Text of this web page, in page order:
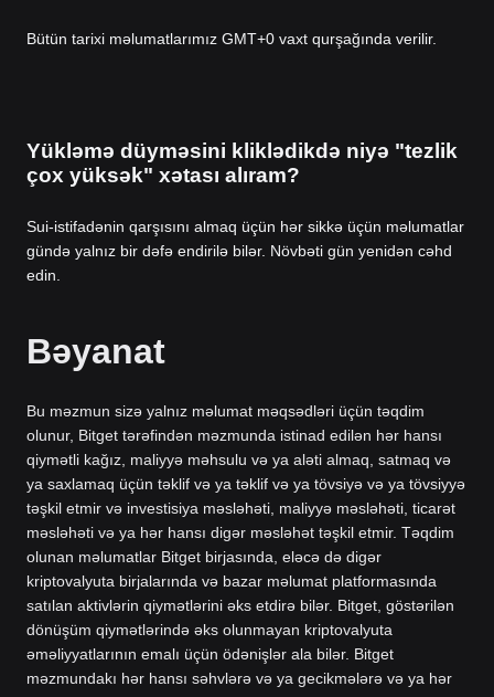
Bütün tarixi məlumatlarımız GMT+0 vaxt qurşağında verilir.
Yükləmə düyməsini kliklədikdə niyə "tezlik
çox yüksək" xətası alıram?
Sui-istifadənin qarşısını almaq üçün hər sikkə üçün məlumatlar
gündə yalnız bir dəfə endirilə bilər. Növbəti gün yenidən cəhd
edin.
Bəyanat
Bu məzmun sizə yalnız məlumat məqsədləri üçün təqdim
olunur, Bitget tərəfindən məzmunda istinad edilən hər hansı
qiymətli kağız, maliyyə məhsulu və ya aləti almaq, satmaq və
ya saxlamaq üçün təklif və ya təklif və ya tövsiyə və ya tövsiyyə
təşkil etmir və investisiya məsləhəti, maliyyə məsləhəti, ticarət
məsləhəti və ya hər hansı digər məsləhət təşkil etmir. Təqdim
olunan məlumatlar Bitget birjasında, eləcə də digər
kriptovalyuta birjalarında və bazar məlumat platformasında
satılan aktivlərin qiymətlərini əks etdirə bilər. Bitget, göstərilən
dönüşüm qiymətlərində əks olunmayan kriptovalyuta
əməliyyatlarının emalı üçün ödənişlər ala bilər. Bitget
məzmundakı hər hansı səhvlərə və ya gecikmələrə və ya hər